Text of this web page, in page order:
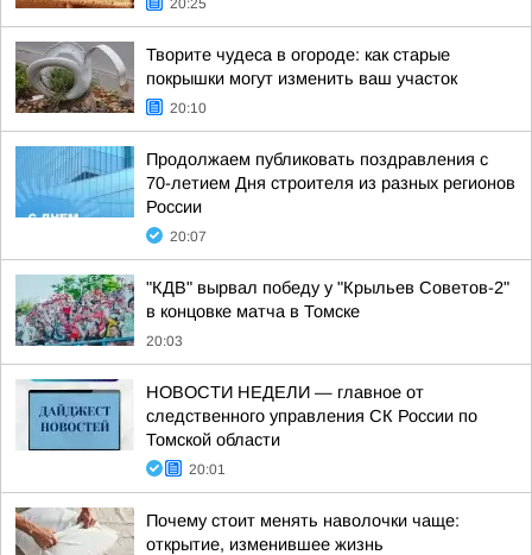
20:25
Творите чудеса в огороде: как старые
покрышки могут изменить ваш участок
20:10
Продолжаем публиковать поздравления с
70-летием Дня строителя из разных регионов
России
20:07
"КДВ" вырвал победу у "Крыльев Советов-2"
в концовке матча в Томске
20:03
НОВОСТИ НЕДЕЛИ — главное от
следственного управления СК России по
Томской области
20:01
Почему стоит менять наволочки чаще:
открытие, изменившее жизнь